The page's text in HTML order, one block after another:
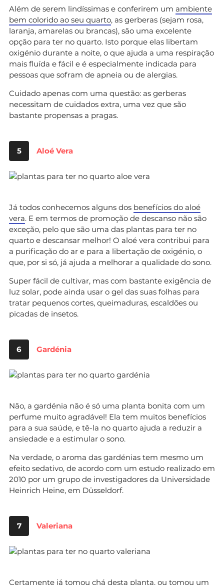
Além de serem lindíssimas e conferirem um ambiente
bem colorido ao seu quarto, as gerberas (sejam rosa,
laranja, amarelas ou brancas), são uma excelente
opção para ter no quarto. Isto porque elas libertam
oxigénio durante a noite, o que ajuda a uma respiração
mais fluída e fácil e é especialmente indicada para
pessoas que sofram de apneia ou de alergias.
Cuidado apenas com uma questão: as gerberas
necessitam de cuidados extra, uma vez que são
bastante propensas a pragas.
5 Aloé Vera
Já todos conhecemos alguns dos benefícios do aloé
vera. E em termos de promoção de descanso não são
exceção, pelo que são uma das plantas para ter no
quarto e descansar melhor! O aloé vera contribui para
a purificação do ar e para a libertação de oxigénio, o
que, por si só, já ajuda a melhorar a qualidade do sono.
Super fácil de cultivar, mas com bastante exigência de
luz solar, pode ainda usar o gel das suas folhas para
tratar pequenos cortes, queimaduras, escaldões ou
picadas de insetos.
6 Gardénia
Não, a gardénia não é só uma planta bonita com um
perfume muito agradável! Ela tem muitos benefícios
para a sua saúde, e tê-la no quarto ajuda a reduzir a
ansiedade e a estimular o sono.
Na verdade, o aroma das gardénias tem mesmo um
efeito sedativo, de acordo com um estudo realizado em
2010 por um grupo de investigadores da Universidade
Heinrich Heine, em Düsseldorf.
7 Valeriana
Certamente já tomou chá desta planta, ou tomou um